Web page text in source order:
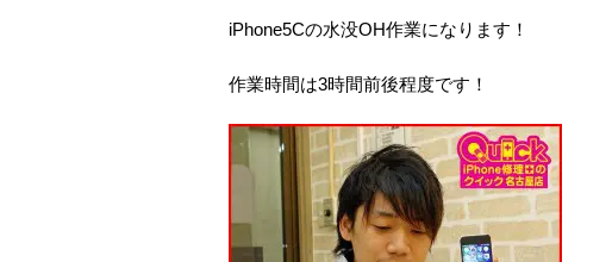
iPhone5Cの水没OH作業になります！
作業時間は3時間前後程度です！